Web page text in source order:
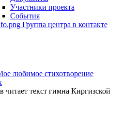
Участники проекта
События
Группа центра в контакте
любимое стихотворение
читает текст гимна Киргизской